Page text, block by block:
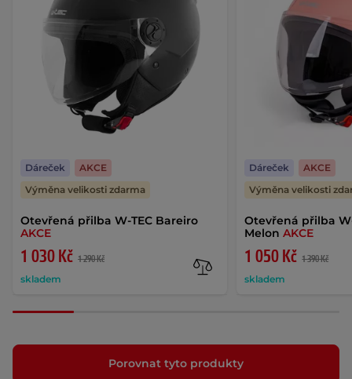
Otevřená přilba W-TEC Bareiro
AKCE
1 030 Kč 1 290 Kč
skladem
Dáreček
AKCE
Výměna velikosti zdarma
Otevřená přilba
MelonAKCE
1 050 Kč 1 390 Kč
skladem
Dáreček
AKCE
Výměna velikosti
Porovnat tyto produkty